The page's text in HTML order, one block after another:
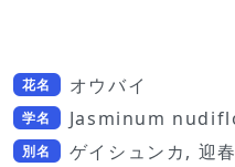
花名 オウバイ
学名 Jasminum
別名 ゲイシュンカ, 迎